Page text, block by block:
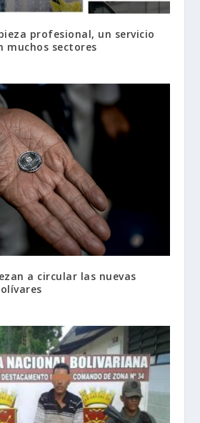
profesional, un servicio
muchos sectores
a circular las nuevas